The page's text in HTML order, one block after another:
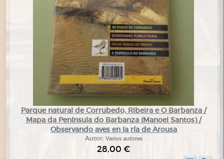
Parque natural de Corrubedo, Ribeira e O Barbanza /
Mapa da Península do Barbanza (Manoel Santos) /
Observando aves en la ría de Arousa
Autor: Varios autores
28,00 €